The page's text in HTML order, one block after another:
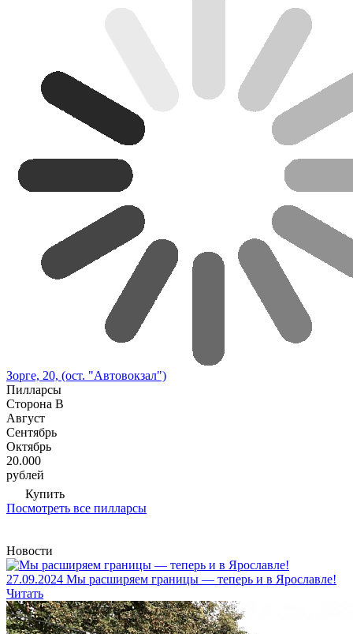
Зорге, 20, (ост. "Автовокзал")
Пилларсы
Сторона В
Август
Сентябрь
Октябрь
20.000
рублей
Купить
Посмотреть все пилларсы
Новости
27.09.2024 Мы расширяем границы — теперь и в Ярославле!
Читать